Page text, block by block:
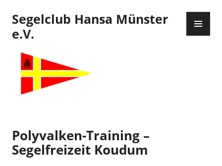
Inhalt
springen
Segelclub Hansa Münster
e.V.
Polyvalken-Training –
Segelfreizeit Koudum